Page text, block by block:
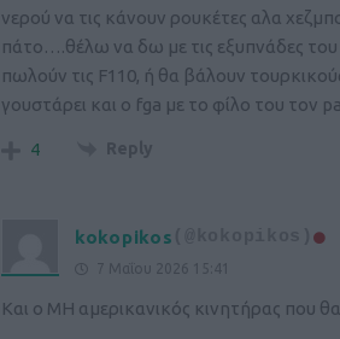
νερού να τις κάνουν ρουκέτες αλα
πάτο….θέλω να δω με τις εξυπνάδες
πωλούν τις F110, ή θα βάλουν
γουστάρει και ο fga με το φίλο του τον
4 Reply
kokopikos
7 Μαΐου 2026 15:41
Και ο ΜΗ αμερικανικός κινητήρας που